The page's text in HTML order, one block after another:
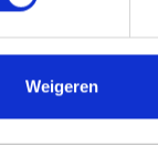
Weigeren